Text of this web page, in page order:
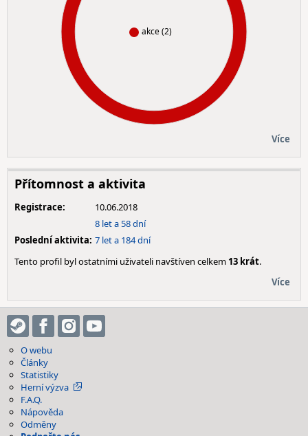
akce (2)
Více
Přítomnost a aktivita
Registrace:
10.06.2018
8 let a 58 dní
Poslední aktivita: 7 let a 184 dní
Tento profil byl ostatními uživateli navštíven celkem 13 krát.
Více
O webu
Články
Statistiky
Herní výzva
F.A.Q.
Nápověda
Odměny